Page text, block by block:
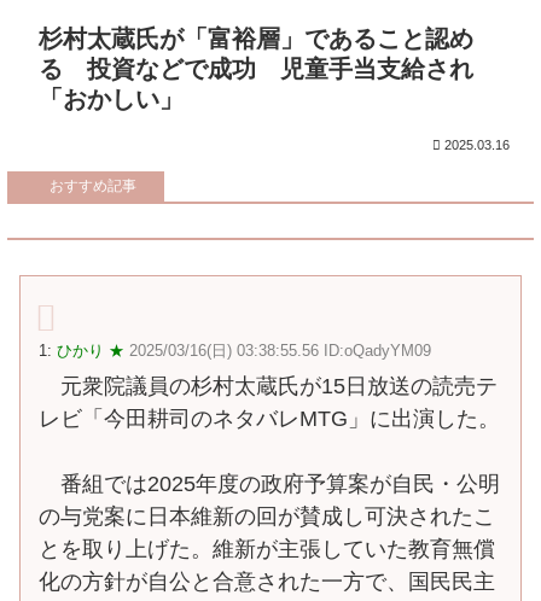
杉村太蔵氏が「富裕層」であること認め
る 投資などで成功 児童手当支給され
「おかしい」
2025.03.16
おすすめ記事
1: ひかり ★ 2025/03/16(日) 03:38:55.56 ID:oQadyYM09
元衆院議員の杉村太蔵氏が15日放送の読売テ
レビ「今田耕司のネタバレMTG」に出演した。
番組では2025年度の政府予算案が自民・公明
の与党案に日本維新の回が賛成し可決されたこ
とを取り上げた。維新が主張していた教育無償
化の方針が自公と合意された一方で、国民民主